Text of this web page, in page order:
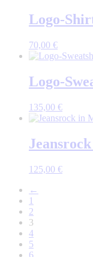
Logo-
70,00 €
Logo-
135,00 €
125,00 €
←
1
2
3
4
5
6